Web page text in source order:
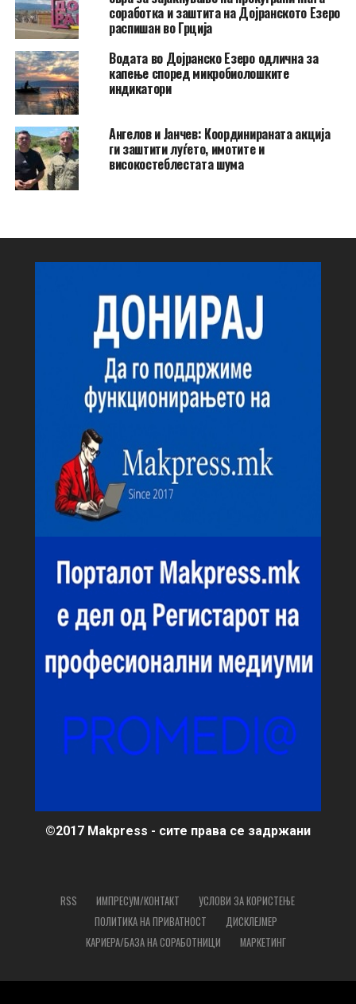
соработка и заштита на Дојранското Езеро
распишан во Грција
Водата во Дојранско Езеро одлична за
капење според микробиолошките
индикатори
Ангелов и Јанчев: Координираната акција
ги заштити луѓето, имотите и
високостеблестата шума
©2017 Makpress - сите права се задржани
RSS ИМПРЕСУМ/КОНТАКТ
УСЛОВИ ЗА КОРИСТЕЊЕ
ПОЛИТИКА НА ПРИВАТНОСТ
ДИСКЛЕЈМЕР
КАРИЕРА/БАЗА НА СОРАБОТНИЦИ
МАРКЕТИНГ